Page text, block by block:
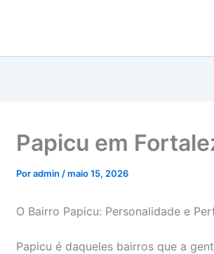
Papicu em
Poradmin /maio 15, 2026
O Bairro Papicu: Personalidade e
Papicu é daqueles bairros que a